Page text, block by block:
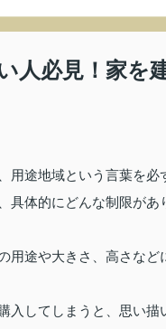
人必見！家を
途地域という言葉を必
具体的にどんな制限が
用途や大きさ、高さな
入してしまうと、思い